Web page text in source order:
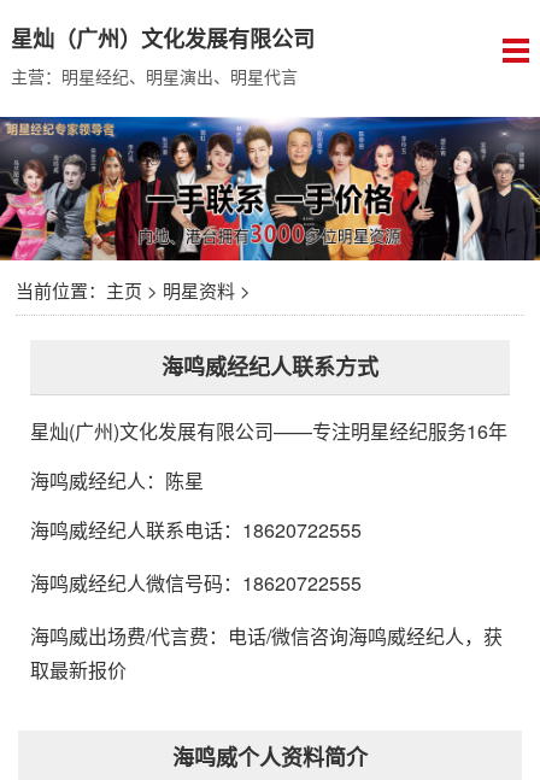
星灿（广州）文化发展有限公司
主营：明星经纪、明星演出、明星代言
当前位置： 主页 > 明星资料>
海鸣威经纪人联系方式
星灿(广州)文化发展有限公司——专注明星经纪服务16年
海鸣威经纪人： 陈星
海鸣威经纪人联系电话：18620722555
海鸣威经纪人微信号码：18620722555
海鸣威出场费/代言费：电话/微信咨询海鸣威经纪人，获
取最新报价
海鸣威个人资料简介